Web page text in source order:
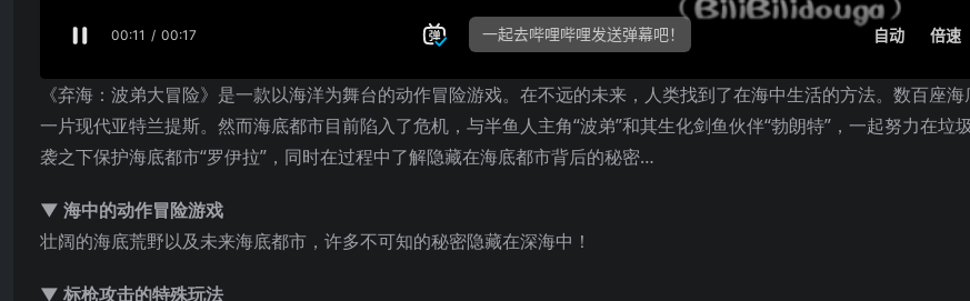
《弃海：波弟大冒险》是一款以海洋为舞台的动作冒险游戏。在不远的未来，人类找到了在海中生活的方法。数百座
一片现代亚特兰提斯。然而海底都市目前陷入了危机，与半鱼人主角“波弟”和其生化剑鱼伙伴“勃朗特”，一起努力在垃
袭之下保护海底都市“罗伊拉”，同时在过程中了解隐藏在海底都市背后的秘密…
▼ 海中的动作冒险游戏
壮阔的海底荒野以及未来海底都市，许多不可知的秘密隐藏在深海中！
▼ 标枪攻击的特殊玩法